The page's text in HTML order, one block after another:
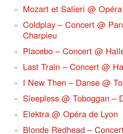
Mozart et Salieri @
Coldplay – Concert @
Charpieu
Placebo – Concert @
Last Train – Concert @
I New Then – Danse @
Sleepless @ Toboggan –
Elektra @ Opéra de Lyon
Blonde Redhead –